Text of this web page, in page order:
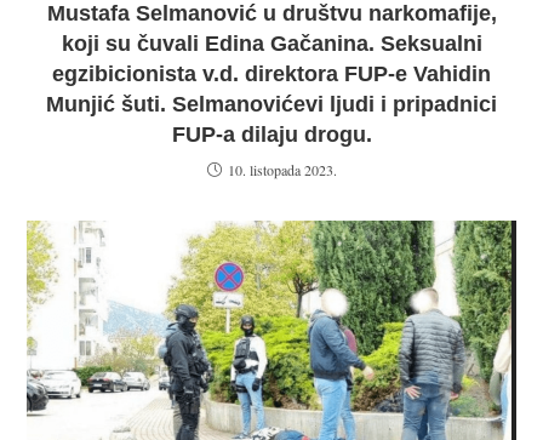
Mustafa Selmanović u društvu narkomafije,
koji su čuvali Edina Gačanina. Seksualni
egzibicionista v.d. direktora FUP-e Vahidin
Munjić šuti. Selmanovićevi ljudi i pripadnici
FUP-a dilaju drogu.
10. listopada 2023.